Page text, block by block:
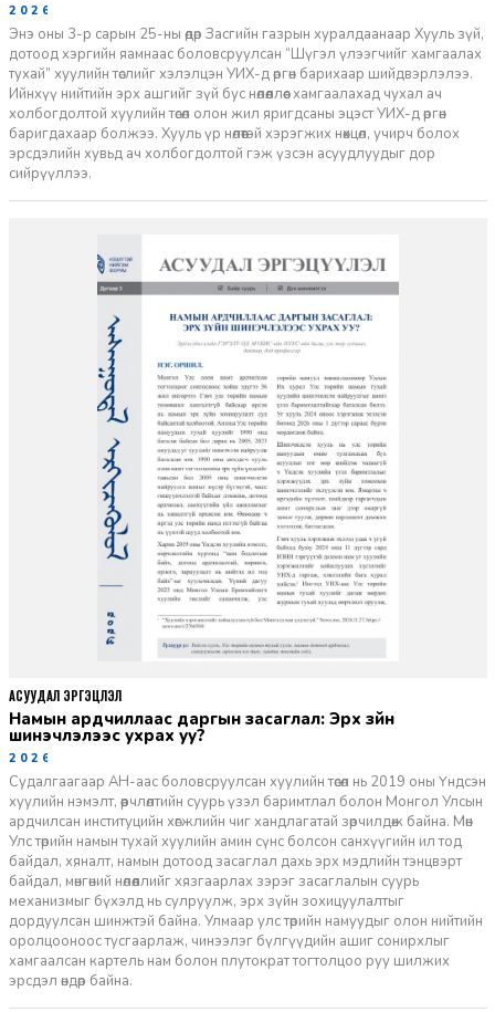
2026-07-27
Энэ оны 3-р сарын 25-ны өдөр Засгийн газрын хуралдаанаар Хууль зүй,
дотоод хэргийн яамнаас боловсруулсан “Шүгэл үлээгчийг хамгаалах
тухай” хуулийн төслийг хэлэлцэн УИХ-д өргөн барихаар шийдвэрлэлээ.
Ийнхүү нийтийн эрх ашгийг зүй бус нөлөөллөөс хамгаалахад чухал ач
холбогдолтой хуулийн төсөл олон жил яригдсаны эцэст УИХ-д өргөн
баригдахаар болжээ. Хууль үр нөлөөтэй хэрэгжих нөхцөл, учирч болох
эрсдэлийн хувьд ач холбогдолтой гэж үзсэн асуудлуудыг дор
сийрүүллээ.
Намын ардчиллаас даргын засаглал: Эрх зүйн
шинэчлэлээс ухрах уу?
2026-07-08
Судалгаагаар АН-аас боловсруулсан хуулийн төсөл нь 2019 оны Үндсэн
хуулийн нэмэлт, өөрчлөлтийн суурь үзэл баримтлал болон Монгол Улсын
ардчилсан институцийн хөгжлийн чиг хандлагатай зөрчилдөж байна. Мөн
Улс төрийн намын тухай хуулийн амин сүнс болсон санхүүгийн ил тод
байдал, хяналт, намын дотоод засаглал дахь эрх мэдлийн тэнцвэрт
байдал, мөнгөний нөлөөллийг хязгаарлах зэрэг засаглалын суурь
механизмыг бүхэлд нь сулруулж, эрх зүйн зохицуулалтыг
дордуулсан шинжтэй байна. Улмаар улс төрийн намуудыг олон нийтийн
оролцооноос тусгаарлаж, чинээлэг бүлгүүдийн ашиг сонирхлыг
хамгаалсан картель нам болон плутократ тогтолцоо руу шилжих
эрсдэл өндөр байна.
АСУУДАЛ ЭРГЭЦҮҮЛЭЛ